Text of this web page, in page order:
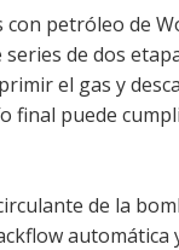
petróleo de
de dos
el gas y
final puede
de la